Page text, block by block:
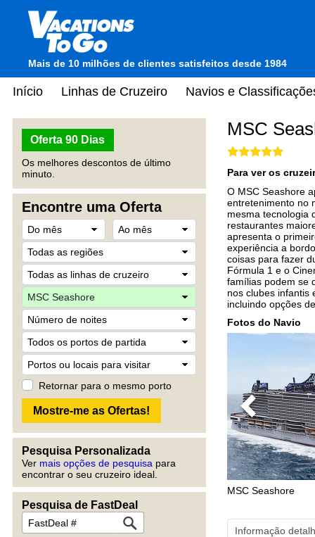
Mais de 10 milhões de clientes satisfeitos desde 1984
Início Linhas de Cruzeiro Navios e
Oferta 90 Dias
Os melhores descontos de último
minuto.
Encontre uma Oferta
Retornar para o mesmo porto
Pesquisa Personalizada
Ver mais opções de pesquisa para
encontrar o seu cruzeiro ideal.
Pesquisa de FastDeal
MSC
Para ver os
O MSC Seashore
entretenimento no
mesma tecnologia
restaurantes
apresenta o
experiência a
coisas para fazer
Fórmula 1 e o
famílias podem se
nos clubes infantis
incluindo opções
Fotos do Navio
Previous
MSC Seashore
Informação